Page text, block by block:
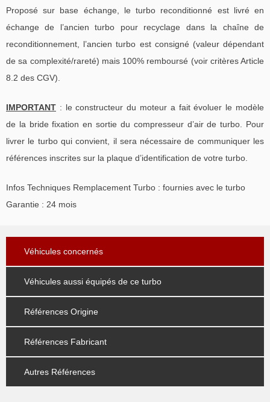
Proposé sur base échange, le turbo reconditionné est livré en
échange de l’ancien turbo pour recyclage dans la chaîne de
reconditionnement, l’ancien turbo est consigné (valeur dépendant
de sa complexité/rareté) mais 100% remboursé (voir critères Article
8.2 des CGV).
IMPORTANT : le constructeur du moteur a fait évoluer le modèle
de la bride fixation en sortie du compresseur d’air de turbo. Pour
livrer le turbo qui convient, il sera nécessaire de communiquer les
références inscrites sur la plaque d’identification de votre turbo.
Infos Techniques Remplacement Turbo : fournies avec le turbo
Garantie : 24 mois
Véhicules concernés
Véhicules aussi équipés de ce turbo
Références Origine
Références Fabricant
Autres Références